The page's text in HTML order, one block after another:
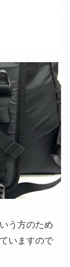
う方のため
いますので